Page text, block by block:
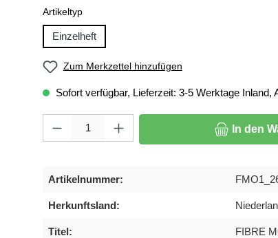
Artikeltypauswählen
Einzelheft
Zum Merkzettel hinzufügen
Sofort verfügbar, Lieferzeit: 3-5 Werktage Inland,
Produkt Anzahl: Gib den gewünschten Wert ein
In den
Artikelnummer:
Herkunftsland:
Titel: FIBRE